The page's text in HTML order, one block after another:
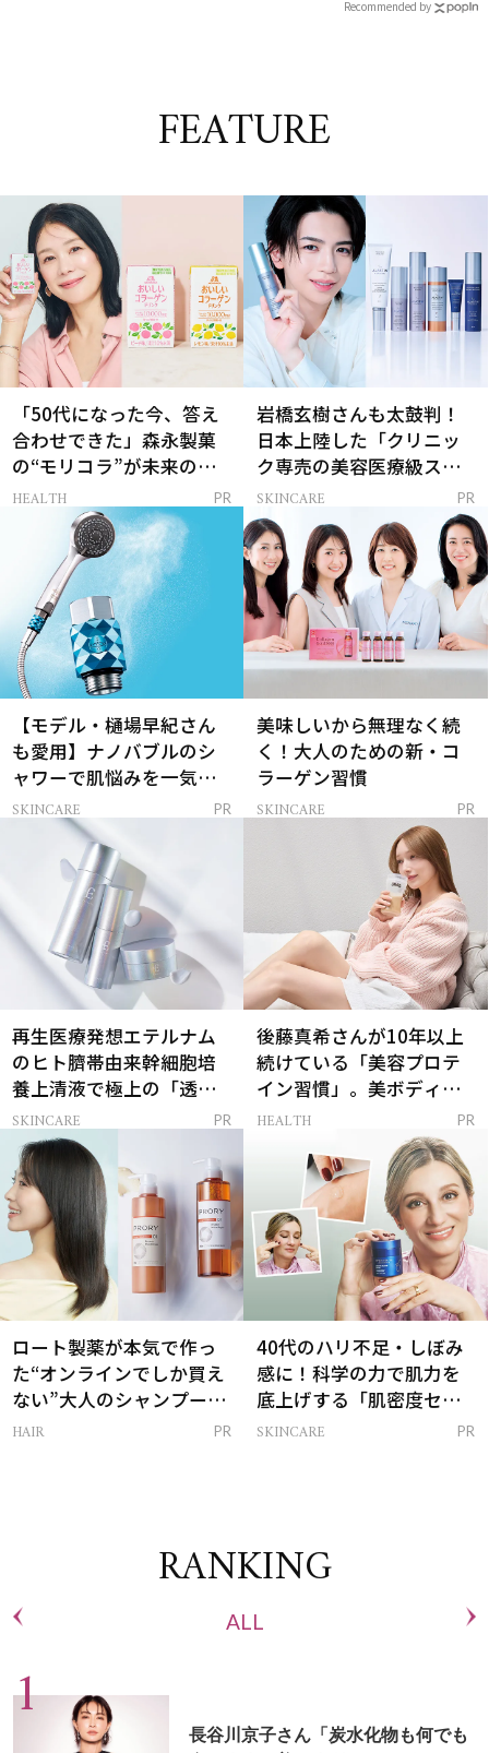
Recommended by
FEATURE
「50代になった今、答え
合わせできた」森永製菓
の“モリコラ”が未来のキ
レイを連れてくる！
HEALTH PR
岩橋玄樹さんも太鼓判！
日本上陸した「クリニッ
ク専売の美容医療級スキ
ンケア」
SKINCARE PR
【モデル・樋場早紀さん
も愛用】ナノバブルのシ
ャワーで肌悩みを一気に
解決
SKINCARE PR
美味しいから無理なく続
く！大人のための新・コ
ラーゲン習慣
SKINCARE PR
再生医療発想エテルナム
のヒト臍帯由来幹細胞培
養上清液で極上の「透明
感ハリ肌」へ
SKINCARE PR
後藤真希さんが10年以上
続けている「美容プロテ
イン習慣」。美ボディを
支える朝ルーティンと
HEALTH PR
ロート製薬が本気で作っ
た“オンラインでしか買え
ない”大人のシャンプー＆
トリートメントって？
HAIR PR
40代のハリ不足・しぼみ
感に！科学の力で肌力を
底上げする「肌密度セラ
ム」
SKINCARE PR
RANKING
ALL
長谷川京子さん「炭水化物も何でも